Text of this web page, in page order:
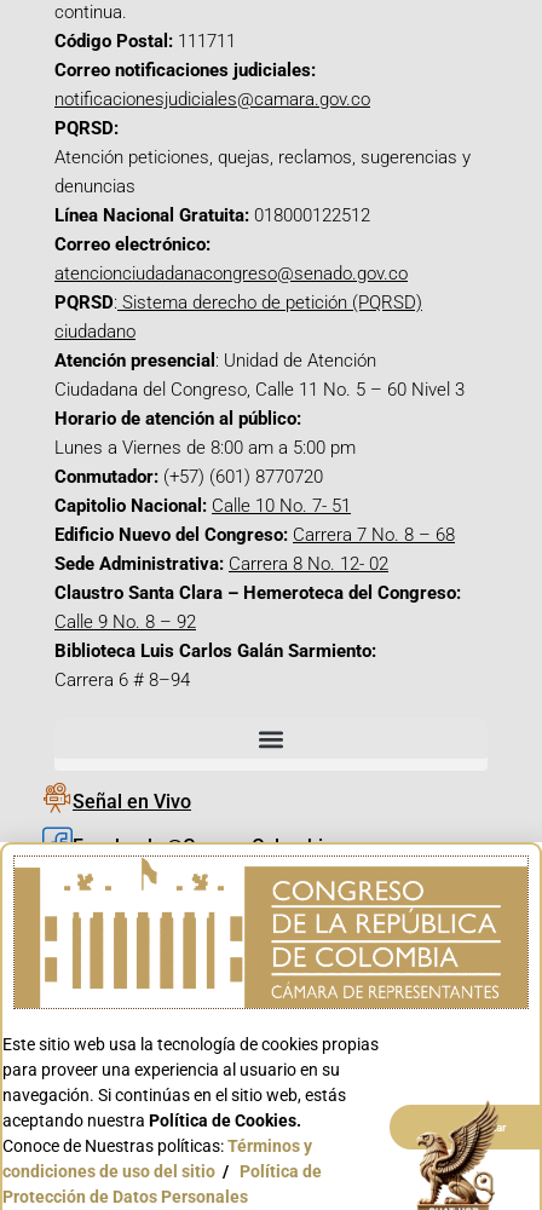
continua.
Código Postal: 111711
Correo notificaciones judiciales:
notificacionesjudiciales@camara.gov.co
PQRSD:
Atención peticiones, quejas, reclamos, sugerencias y
denuncias
Línea Nacional Gratuita: 018000122512
Correo electrónico:
atencionciudadanacongreso@senado.gov.co
PQRSD: Sistema derecho de petición (PQRSD)
ciudadano
Atención presencial : Unidad de Atención
Ciudadana del Congreso, Calle 11 No. 5 – 60 Nivel 3
Horario de atención al público:
Lunes a Viernes de 8:00 am a 5:00 pm
Conmutador: (+57) (601) 8770720
Capitolio Nacional: Calle 10 No. 7- 51
Edificio Nuevo del Congreso: Carrera 7 No. 8 – 68
Sede Administrativa: Carrera 8 No. 12- 02
Claustro Santa Clara – Hemeroteca del Congreso:
Calle 9 No. 8 – 92
Biblioteca Luis Carlos Galán Sarmiento:
Carrera 6 # 8–94
Señal en Vivo
Facebook_@CamaraColombia
Instagram_@CamaraColombia
X_@CamaraColombia
Youtube_@CamaraColombia
Youtube_@CanalCongreso
Conoce GOV.CO
Este sitio web usa la tecnología de cookies propias
para proveer una experiencia al usuario en su
navegación. Si continúas en el sitio web, estás
aceptando nuestra Política de Cookies.
Conoce de Nuestras políticas:Términos y
condiciones de uso del sitio / Política de
Protección de Datos Personales
Aceptar